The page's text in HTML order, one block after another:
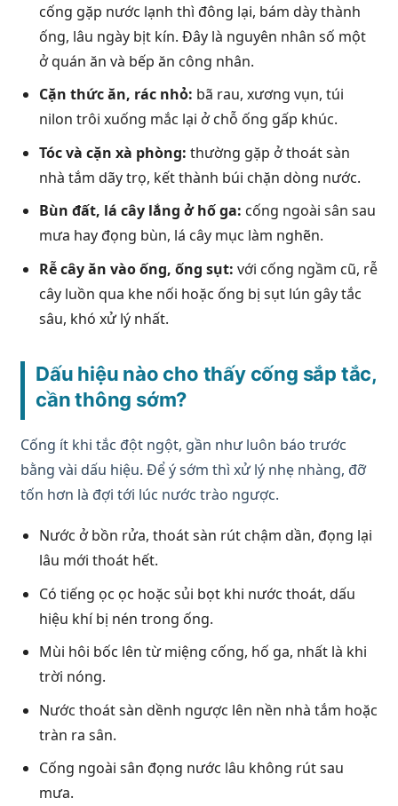
cống gặp nước lạnh thì đông lại, bám dày thành
ống, lâu ngày bịt kín. Đây là nguyên nhân số một
ở quán ăn và bếp ăn công nhân.
Cặn thức ăn, rác nhỏ: bã rau, xương vụn, túi
nilon trôi xuống mắc lại ở chỗ ống gấp khúc.
Tóc và cặn xà phòng: thường gặp ở thoát sàn
nhà tắm dãy trọ, kết thành búi chặn dòng nước.
Bùn đất, lá cây lắng ở hố ga: cống ngoài sân sau
mưa hay đọng bùn, lá cây mục làm nghẽn.
Rễ cây ăn vào ống, ống sụt: với cống ngầm cũ, rễ
cây luồn qua khe nối hoặc ống bị sụt lún gây tắc
sâu, khó xử lý nhất.
Dấu hiệu nào cho thấy cống sắp tắc,
cần thông sớm?
Cống ít khi tắc đột ngột, gần như luôn báo trước
bằng vài dấu hiệu. Để ý sớm thì xử lý nhẹ nhàng, đỡ
tốn hơn là đợi tới lúc nước trào ngược.
Nước ở bồn rửa, thoát sàn rút chậm dần, đọng lại
lâu mới thoát hết.
Có tiếng ọc ọc hoặc sủi bọt khi nước thoát, dấu
hiệu khí bị nén trong ống.
Mùi hôi bốc lên từ miệng cống, hố ga, nhất là khi
trời nóng.
Nước thoát sàn dềnh ngược lên nền nhà tắm hoặc
tràn ra sân.
Cống ngoài sân đọng nước lâu không rút sau
mưa.